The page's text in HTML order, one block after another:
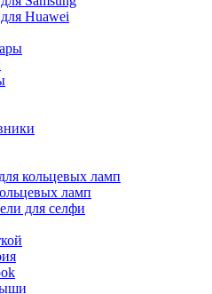
Huawei
кольцевых ламп
ламп
для селфи